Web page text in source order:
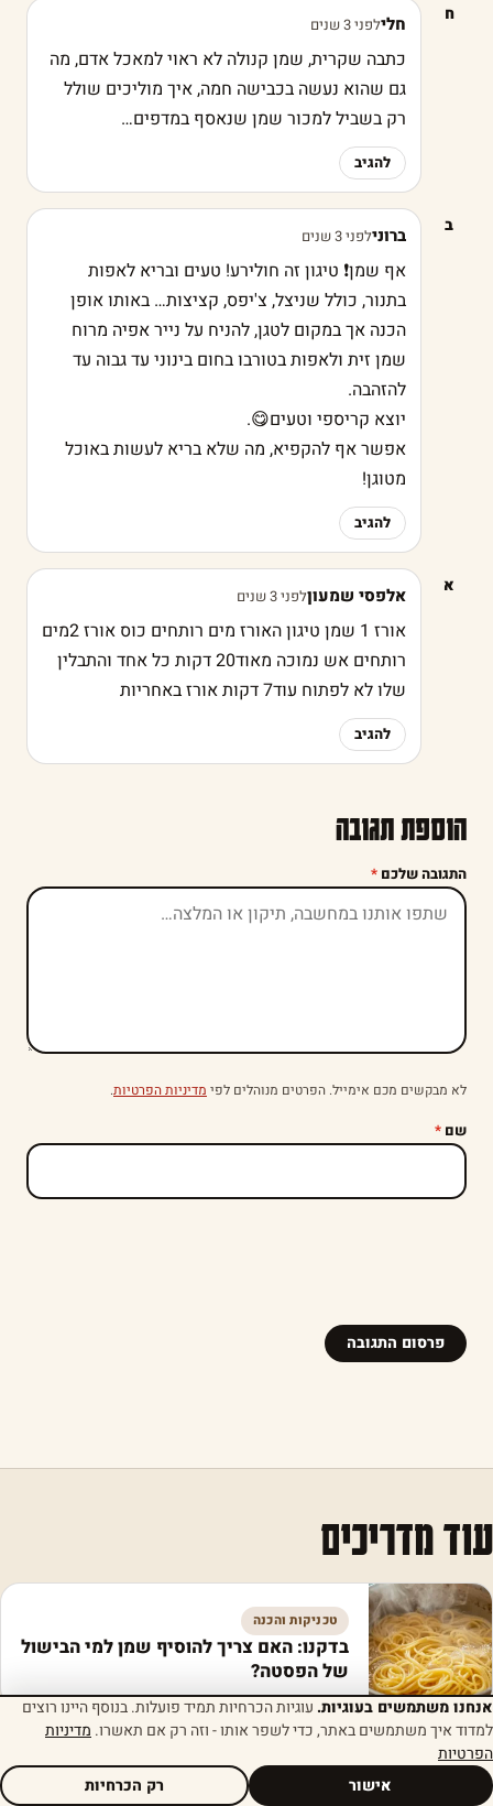
ח חלילפני 3 שנים
כתבה שקרית, שמן קנולה לא ראוי למאכל אדם, מה
גם שהוא נעשה בכבישה חמה, איך מוליכים שולל
רק בשביל למכור שמן שנאסף במדפים…
להגיב
ב ברונילפני 3 שנים
אף שמן❗ טיגון זה חולירע! טעים ובריא לאפות
בתנור, כולל שניצל, צ'יפס, קציצות… באותו אופן
הכנה אך במקום לטגן, להניח על נייר אפיה מרוח
שמן זית ולאפות בטורבו בחום בינוני עד גבוה עד
להזהבה.
יוצא קריספי וטעים😋.
אפשר אף להקפיא, מה שלא בריא לעשות באוכל
מטוגן!
להגיב
א אלפסי שמעוןלפני 3 שנים
אורז 1 שמן טיגון האורז מים רותחים כוס אורז 2מים
רותחים אש נמוכה מאוד20 דקות כל אחד והתבלין
שלו לא לפתוח עוד7 דקות אורז באחריות
להגיב
הוספת תגובה
התגובה שלכם *
לא מבקשים מכם אימייל. הפרטים מנוהלים לפי מדיניות הפרטיות.
שם *
עוד מדריכים
טכניקות והכנה
בדקנו: האם צריך להוסיף שמן למי הבישול
של הפסטה?
אחסון ושימור
לפני שיתקלקל: זו הדרך הנכונה לאחסן
אנחנו משתמשים בעוגיות. עוגיות הכרחיות תמיד פועלות. בנוסף היינו רוצים
למדוד איך משתמשים באתר, כדי לשפר אותו - וזה רק אם תאשרו. מדיניות
הפרטיות
אישור
רק הכרחיות